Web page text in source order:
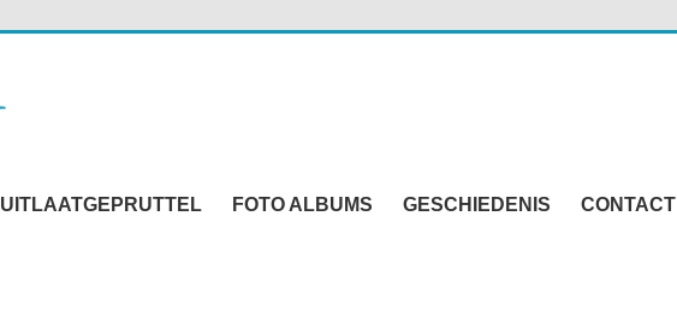
UITLAATGEPRUTTEL FOTO ALBUMS GESCHIEDENIS CONTACT